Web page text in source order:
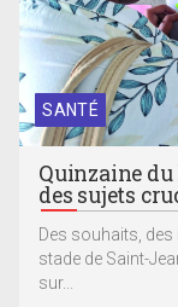
SANTÉ
Quinzaine du
des sujets
Des souhaits, des
stade de Saint-
sur...